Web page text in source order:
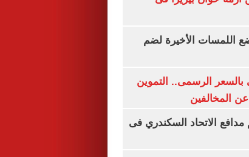
اللمسات الأخيرة لضم
بالسعر الرسمى.. التموين
المخالفين
الاتحاد السكندري فى